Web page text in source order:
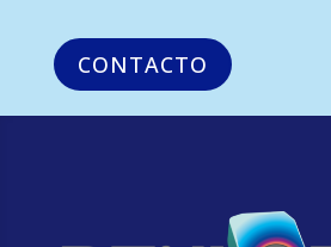
CONTACTO